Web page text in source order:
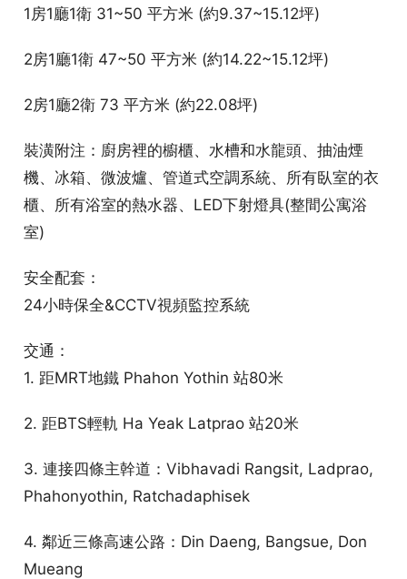
1房1廳1衛 31~50 平方米 (約9.37~15.12坪)
2房1廳1衛 47~50 平方米 (約14.22~15.12坪)
2房1廳2衛 73 平方米 (約22.08坪)
裝潢附注：廚房裡的櫥櫃、水槽和水龍頭、抽油煙
機、冰箱、微波爐、管道式空調系統、所有臥室的衣
櫃、所有浴室的熱水器、LED下射燈具(整間公寓浴
室)
安全配套：
24小時保全&CCTV視頻監控系統
交通：
1. 距MRT地鐵 Phahon Yothin 站80米
2. 距BTS輕軌 Ha Yeak Latprao 站20米
3. 連接四條主幹道：Vibhavadi Rangsit, Ladprao,
Phahonyothin, Ratchadaphisek
4. 鄰近三條高速公路：Din Daeng, Bangsue, Don
Mueang